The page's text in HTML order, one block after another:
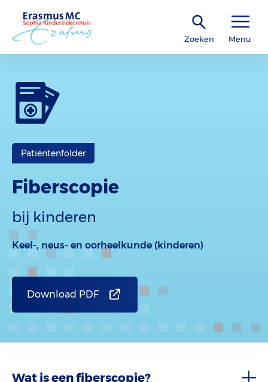
Zoeken Menu
Patiëntenfolder
Fiberscopie
bij kinderen
Keel-, neus- en oorheelkunde (kinderen)
Download PDF
Wat is een fiberscopie?